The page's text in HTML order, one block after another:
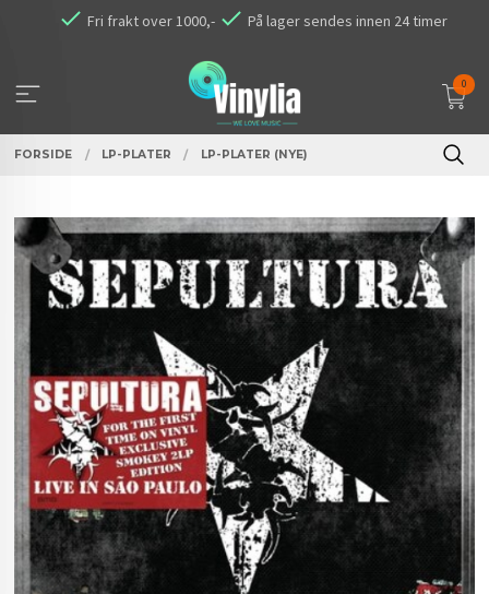
Fri frakt over 1000,- På lager sendes innen 24 timer
0
FORSIDE LP-PLATER LP-PLATER (NYE)